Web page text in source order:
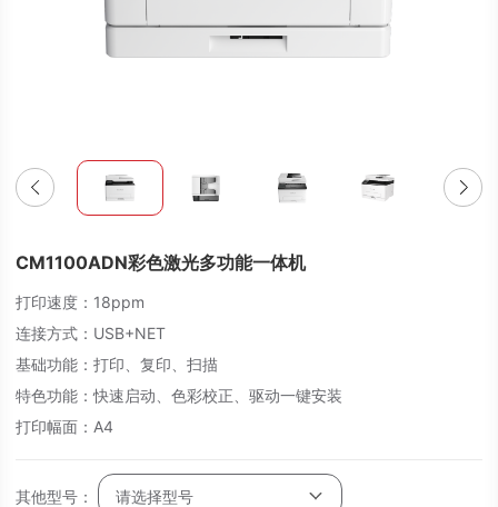
CM1100ADN彩色激光多功能一体机
打印速度：18ppm
连接方式：USB+NET
基础功能：打印、复印、扫描
特色功能：快速启动、色彩校正、驱动一键安装
打印幅面：A4
其他型号： 请选择型号